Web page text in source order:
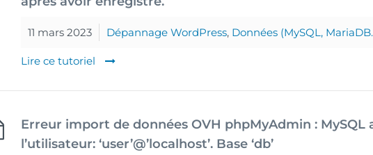
11 mars 2023 Dépannage WordPress, Données (MySQL,
Lire ce tutoriel
Erreur import de données OVH phpMyAdmin : MySQL
l’utilisateur: ‘user’@’localhost’. Base ‘db’